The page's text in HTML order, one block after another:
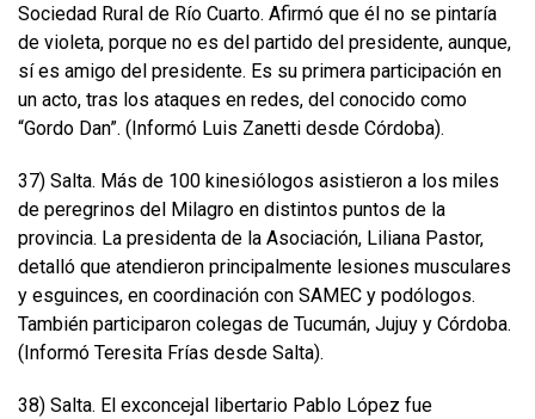
Sociedad Rural de Río Cuarto. Afirmó que él no se pintaría
de violeta, porque no es del partido del presidente, aunque,
sí es amigo del presidente. Es su primera participación en
un acto, tras los ataques en redes, del conocido como
“Gordo Dan”. (Informó Luis Zanetti desde Córdoba).
37) Salta. Más de 100 kinesiólogos asistieron a los miles
de peregrinos del Milagro en distintos puntos de la
provincia. La presidenta de la Asociación, Liliana Pastor,
detalló que atendieron principalmente lesiones musculares
y esguinces, en coordinación con SAMEC y podólogos.
También participaron colegas de Tucumán, Jujuy y Córdoba.
(Informó Teresita Frías desde Salta).
38) Salta. El exconcejal libertario Pablo López fue